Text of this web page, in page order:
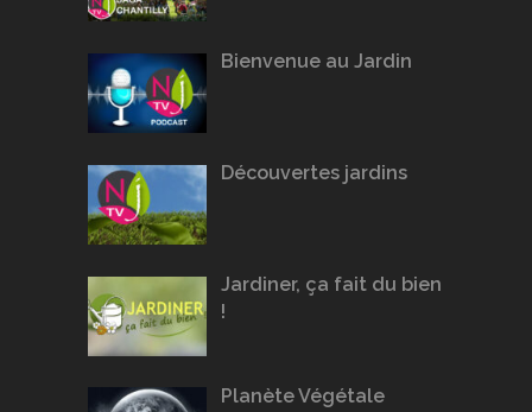
Bienvenue au Jardin
Découvertes jardins
Jardiner, ça fait du bien
!
Planète Végétale